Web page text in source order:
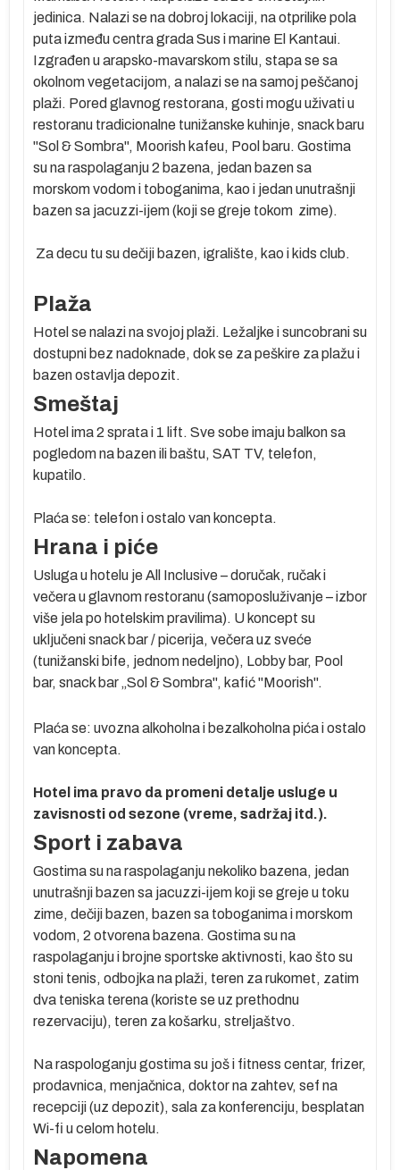
jedinica. Nalazi se na dobroj lokaciji, na otprilike pola
puta između centra grada Sus i marine El Kantaui.
Izgrađen u arapsko-mavarskom stilu, stapa se sa
okolnom vegetacijom, a nalazi se na samoj peščanoj
plaži. Pored glavnog restorana, gosti mogu uživati u
restoranu tradicionalne tunižanske kuhinje, snack baru
"Sol & Sombra", Moorish kafeu, Pool baru. Gostima
su na raspolaganju 2 bazena, jedan bazen sa
morskom vodom i toboganima, kao i jedan unutrašnji
bazen sa jacuzzi-ijem (koji se greje tokom zime).
Za decu tu su dečiji bazen, igralište, kao i kids club.
Plaža
Hotel se nalazi na svojoj plaži. Ležaljke i suncobrani su
dostupni bez nadoknade, dok se za peškire za plažu i
bazen ostavlja depozit.
Smeštaj
Hotel ima 2 sprata i 1 lift. Sve sobe imaju balkon sa
pogledom na bazen ili baštu, SAT TV, telefon,
kupatilo.
Plaća se: telefon i ostalo van koncepta.
Hrana i piće
Usluga u hotelu je All Inclusive – doručak, ručak i
večera u glavnom restoranu (samoposluživanje – izbor
više jela po hotelskim pravilima). U koncept su
uključeni snack bar / picerija, večera uz sveće
(tunižanski bife, jednom nedeljno), Lobby bar, Pool
bar, snack bar „Sol & Sombra", kafić "Moorish".
Plaća se: uvozna alkoholna i bezalkoholna pića i ostalo
van koncepta.
Hotel ima pravo da promeni detalje usluge u
zavisnosti od sezone (vreme, sadržaj itd.).
Sport i zabava
Gostima su na raspolaganju nekoliko bazena, jedan
unutrašnji bazen sa jacuzzi-ijem koji se greje u toku
zime, dečiji bazen, bazen sa toboganima i morskom
vodom, 2 otvorena bazena. Gostima su na
raspolaganju i brojne sportske aktivnosti, kao što su
stoni tenis, odbojka na plaži, teren za rukomet, zatim
dva teniska terena (koriste se uz prethodnu
rezervaciju), teren za košarku, streljaštvo.
Na raspologanju gostima su još i fitness centar, frizer,
prodavnica, menjačnica, doktor na zahtev, sef na
recepciji (uz depozit), sala za konferenciju, besplatan
Wi-fi u celom hotelu.
Napomena